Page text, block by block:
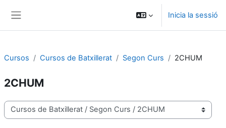
Inicia la sessió
Cursos Cursos de Batxillerat Segon Curs 2CHUM
2CHUM
Categories de cursos